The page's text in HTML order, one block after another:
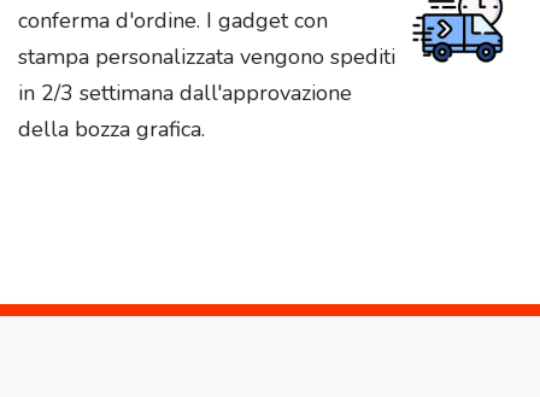
conferma d'ordine. I gadget con
stampa personalizzata vengono spediti
in 2/3 settimana dall'approvazione
della bozza grafica.